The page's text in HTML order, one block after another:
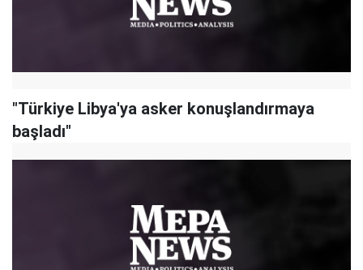
"Türkiye Libya'ya asker konuşlandırmaya
başladı"